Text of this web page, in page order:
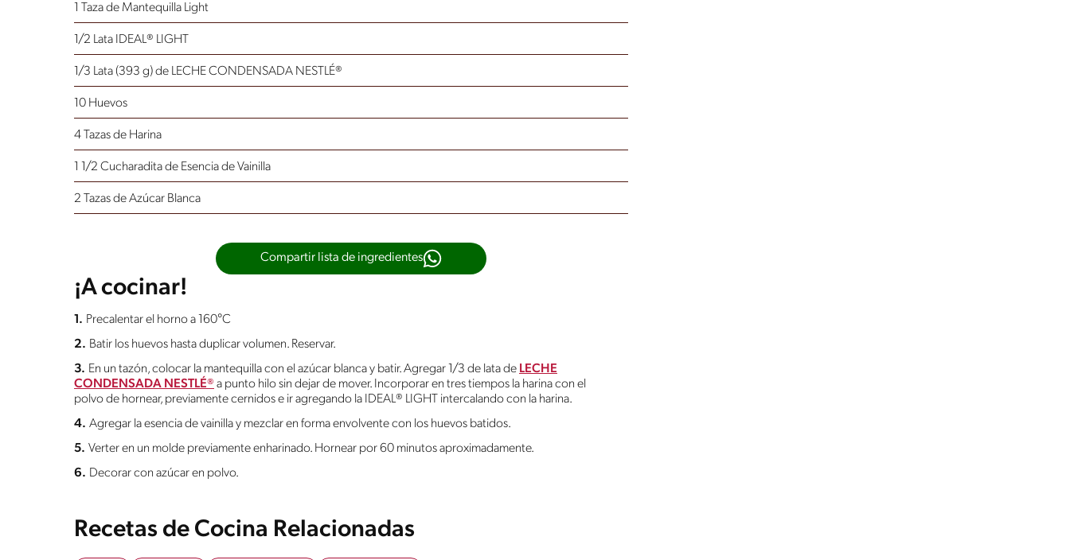
1 Taza de Mantequilla Light
1/2 Lata IDEAL® LIGHT
1/3 Lata (393 g) de LECHE CONDENSADA NESTLÉ®
10 Huevos
4 Tazas de Harina
1 1/2 Cucharadita de Esencia de Vainilla
2 Tazas de Azúcar Blanca
Compartir lista de ingredientes
¡A cocinar!
1. Precalentar el horno a 160°C
2. Batir los huevos hasta duplicar volumen. Reservar.
3. En un tazón, colocar la mantequilla con el azúcar blanca y batir. Agregar 1/3 de lata de LECHE
CONDENSADA NESTLÉ® a punto hilo sin dejar de mover. Incorporar en tres tiempos la harina con el
polvo de hornear, previamente cernidos e ir agregando la IDEAL® LIGHT intercalando con la harina.
4. Agregar la esencia de vainilla y mezclar en forma envolvente con los huevos batidos.
5. Verter en un molde previamente enharinado. Hornear por 60 minutos aproximadamente.
6. Decorar con azúcar en polvo.
Recetas de Cocina Relacionadas